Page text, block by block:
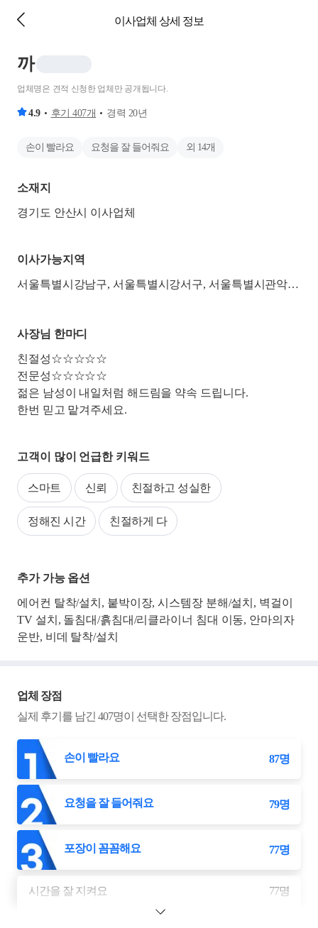
이사업체 상세 정보
까
업체명은 견적 신청한 업체만 공개됩니다.
4.9 후기 407개 경력 20년
손이 빨라요 요청을 잘 들어줘요 외 14개
소재지
경기도 안산시 이사업체
이사가능지역
서울특별시강남구, 서울특별시강서구, 서울특별시관악구, 서울특별시구로구, 서울특별시금천구, 서울특별시동작구, 서울특별시서초구, 서울특별시송파구, 서울특별시양천구, 서울특별시영등포구, 경기도과천시, 경기도광명시, 경기도군포시, 경기도부천시, 경기도성남시분당구, 경기도성남시수정구, 경기도성남시중원구, 경기도수원시권선구, 경기도수원시영통구, 경기도수원시장안구, 경기도수원시팔달구, 경기도시흥시, 경기도안산시단원구, 경기도안산시상록구, 경기도안양시동안구, 경기도안양시만안구, 경기도오산시, 경기도용인시기흥구, 경기도용인시수지구, 경기도용인시처인구, 경기도의왕시, 경기도하남시, 경기도화성시동부, 경기도화성시서부, 인천광역시계양구, 인천광역시남동구, 인천광역시동구, 인천광역시미추홀구, 인천광역시부평구, 인천광역시서구, 인천광역시연수구, 인천광역시옹진군, 인천광역시중구
사장님 한마디
친절성☆☆☆☆☆
전문성☆☆☆☆☆
젊은 남성이 내일처럼 해드림을 약속 드립니다.
한번 믿고 맡겨주세요.
고객이 많이 언급한 키워드
스마트 신뢰 친절하고 성실한
정해진 시간 친절하게 다
추가 가능 옵션
에어컨 탈착/설치, 붙박이장, 시스템장 분해/설치, 벽걸이
TV 설치, 돌침대/흙침대/리클라이너 침대 이동, 안마의자
운반, 비데 탈착/설치
업체 장점
실제 후기를 남긴 407명이 선택한 장점입니다.
손이 빨라요 87명
요청을 잘 들어줘요 79명
포장이 꼼꼼해요 77명
시간을 잘 지켜요 77명